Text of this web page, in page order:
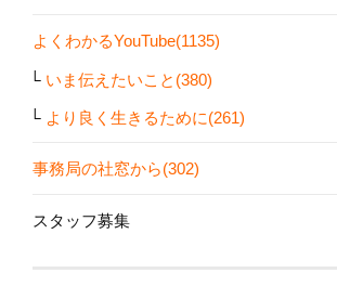
よくわかるYouTube(1135)
いま伝えたいこと(380)
より良く生きるために(261)
事務局の社窓から(302)
スタッフ募集